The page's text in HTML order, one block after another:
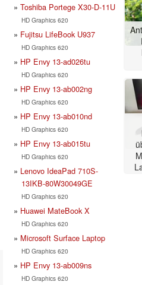
Toshiba Portege X30-D-11U
HD Graphics 620
Fujitsu LifeBook U937
HD Graphics 620
HP Envy 13-ad026tu
HD Graphics 620
HP Envy 13-ab002ng
HD Graphics 620
HP Envy 13-ab010nd
HD Graphics 620
HP Envy 13-ab015tu
HD Graphics 620
Lenovo IdeaPad 710S-
13IKB-80W30049GE
HD Graphics 620
Huawei MateBook X
HD Graphics 620
Microsoft Surface Laptop
HD Graphics 620
HP Envy 13-ab009ns
HD Graphics 620